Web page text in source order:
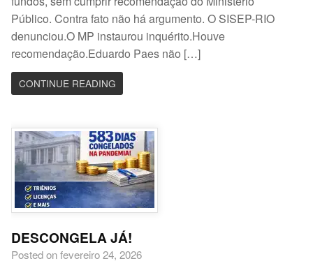
Público. Contra fato não há argumento. O SISEP-RIO
denunciou.O MP instaurou inquérito.Houve
recomendação.Eduardo Paes não […]
CONTINUE READING
DESCONGELA JÁ!
Posted on fevereiro 24, 2026